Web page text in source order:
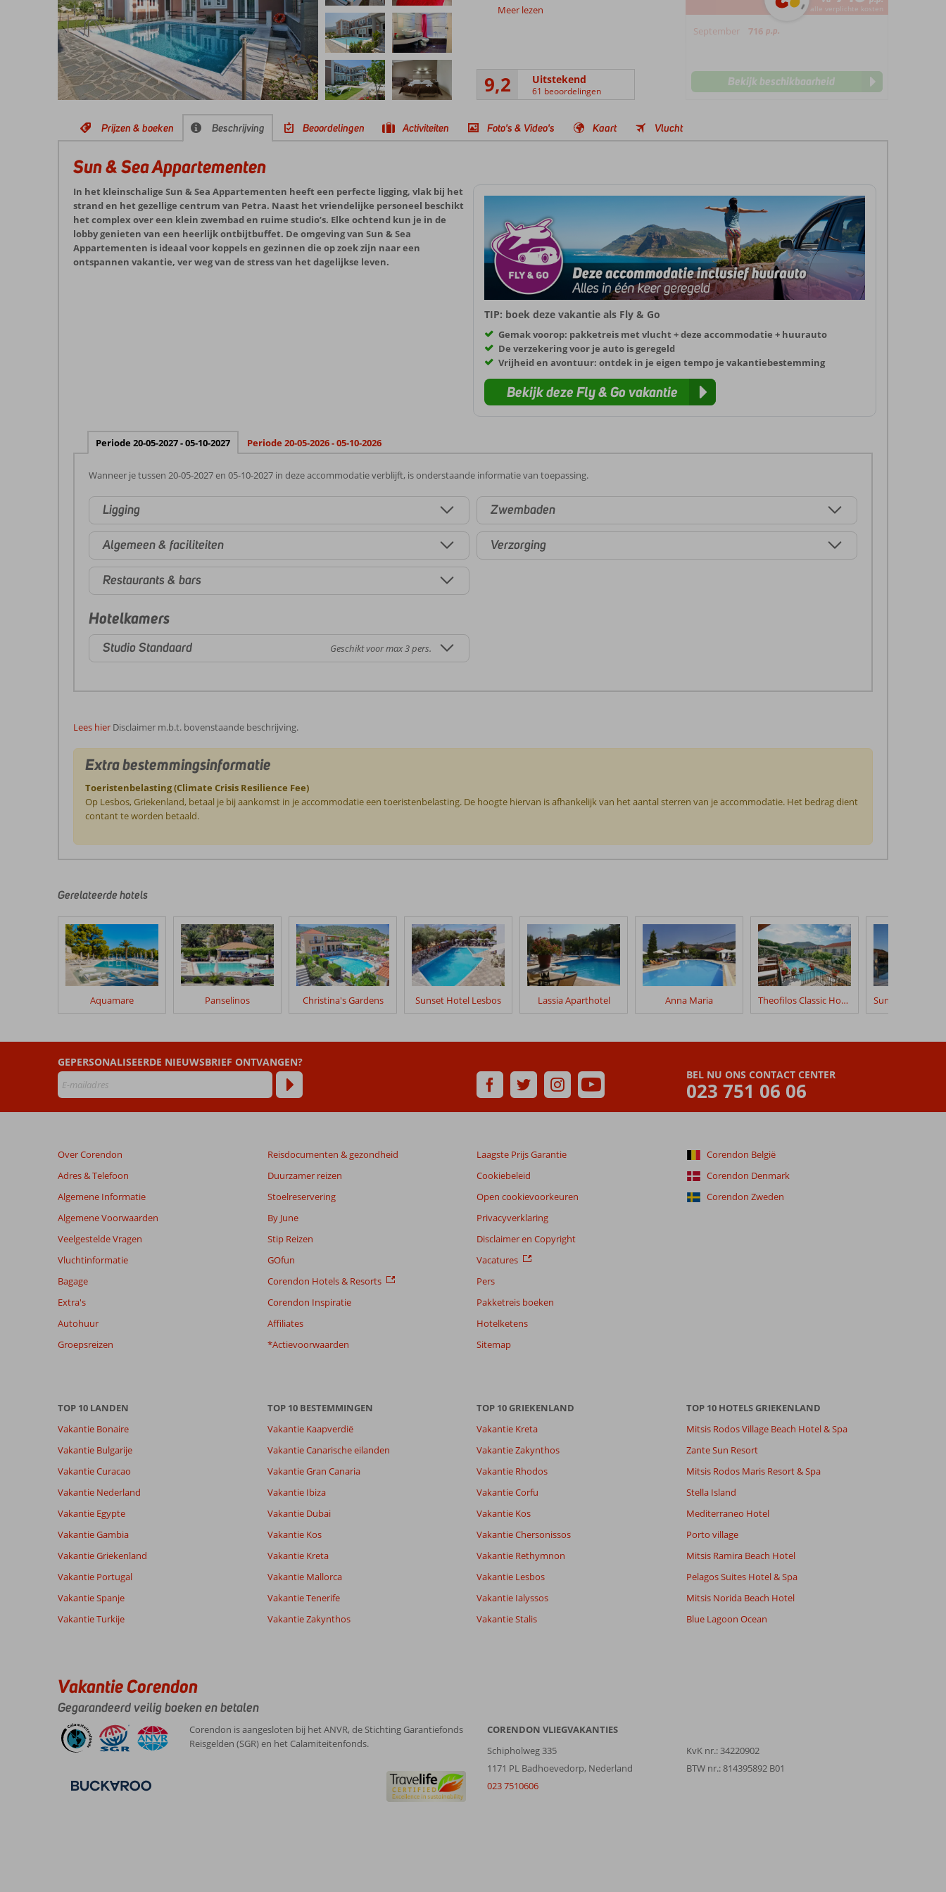
Meer lezen
9,2 Uitstekend
61 beoordelingen
*incl. alle verplichte kosten
September 716 p.p.
Bekijk beschikbaarheid
Prijzen & boeken Beschrijving Beoordelingen Activiteiten Foto's & Video's Kaart Vlucht
Sun & Sea Appartementen
In het kleinschalige Sun & Sea Appartementen heeft een perfecte ligging, vlak bij het
strand en het gezellige centrum van Petra. Naast het vriendelijke personeel beschikt
het complex over een klein zwembad en ruime studio’s. Elke ochtend kun je in de
lobby genieten van een heerlijk ontbijtbuffet. De omgeving van Sun & Sea
Appartementen is ideaal voor koppels en gezinnen die op zoek zijn naar een
ontspannen vakantie, ver weg van de stress van het dagelijkse leven.
TIP: boek deze vakantie als Fly & Go
Gemak voorop: pakketreis met vlucht + deze accommodatie + huurauto
De verzekering voor je auto is geregeld
Vrijheid en avontuur: ontdek in je eigen tempo je vakantiebestemming
Bekijk deze Fly & Go vakantie
Periode 20-05-2027 - 05-10-2027 Periode 20-05-2026 - 05-10-2026
Wanneer je tussen 20-05-2027 en 05-10-2027 in deze accommodatie verblijft, is onderstaande informatie van toepassing.
Ligging
Algemeen & faciliteiten
Restaurants & bars
Zwembaden
Verzorging
Hotelkamers
Studio Standaard Geschikt voor max 3 pers.
Lees hier Disclaimer m.b.t. bovenstaande beschrijving.
Extra bestemmingsinformatie
Toeristenbelasting (Climate Crisis Resilience Fee)
Op Lesbos, Griekenland, betaal je bij aankomst in je accommodatie een toeristenbelasting. De hoogte hiervan is afhankelijk van het aantal sterren van je accommodatie. Het bedrag dient
contant te worden betaald.
door
klanten
geschreven
na
hun
verblijf
Sun
Beoordelingen
die
ouder
48
maanden
worden
niet
weergegeven
om
relevantie
garanderen.
onze
beoordelingen.
Totale score
61
beoordelingen
9,2 Eten
7,7
Kamers
Wifi kwaliteit
van onze
klanten
Alle
Sorteren op
datum (nieuw > oud)
Nina
Nederland
Met partner
,
27 juli 2026
Petra
een
zeer
gezellig
dorpje,
restaurantjes
Service 10
Prijs/kwaliteit
10
Eten 8
Kamers 10
Kindvriendelijk
-
Wifi kwaliteit
Gerelateerde hotels
Aquamare Panselinos Christina's Gardens Sunset Hotel Lesbos Lassia Aparthotel Anna Maria Theofilos Classic Hotel
BEL NU ONS CONTACT CENTER
023 751 06 06
GEPERSONALISEERDE NIEUWSBRIEF ONTVANGEN?
Over Corendon
Adres & Telefoon
Algemene Informatie
Algemene Voorwaarden
Veelgestelde Vragen
Vluchtinformatie
Bagage
Extra's
Autohuur
Groepsreizen
Reisdocumenten & gezondheid
Duurzamer reizen
Stoelreservering
By June
Stip Reizen
GOfun
Corendon Hotels & Resorts
Corendon Inspiratie
Affiliates
*Actievoorwaarden
Laagste Prijs Garantie
Cookiebeleid
Open cookievoorkeuren
Privacyverklaring
Disclaimer en Copyright
Vacatures
Pers
Pakketreis boeken
Hotelketens
Sitemap
Corendon België
Corendon Denmark
Corendon Zweden
TOP 10 LANDEN
Vakantie Bonaire
Vakantie Bulgarije
Vakantie Curacao
Vakantie Nederland
Vakantie Egypte
Vakantie Gambia
Vakantie Griekenland
Vakantie Portugal
Vakantie Spanje
Vakantie Turkije
TOP 10 BESTEMMINGEN
Vakantie Kaapverdië
Vakantie Canarische eilanden
Vakantie Gran Canaria
Vakantie Ibiza
Vakantie Dubai
Vakantie Kos
Vakantie Kreta
Vakantie Mallorca
Vakantie Tenerife
Vakantie Zakynthos
TOP 10 GRIEKENLAND
Vakantie Kreta
Vakantie Zakynthos
Vakantie Rhodos
Vakantie Corfu
Vakantie Kos
Vakantie Chersonissos
Vakantie Rethymnon
Vakantie Lesbos
Vakantie Ialyssos
Vakantie Stalis
TOP 10 HOTELS GRIEKENLAND
Mitsis Rodos Village Beach Hotel & Spa
Zante Sun Resort
Mitsis Rodos Maris Resort & Spa
Stella Island
Mediterraneo Hotel
Porto village
Mitsis Ramira Beach Hotel
Pelagos Suites Hotel & Spa
Mitsis Norida Beach Hotel
Blue Lagoon Ocean
Vakantie Corendon
Gegarandeerd veilig boeken en betalen
Corendon is aangesloten bij het ANVR, de Stichting Garantiefonds
Reisgelden (SGR) en het Calamiteitenfonds.
CORENDON VLIEGVAKANTIES
Schipholweg 335
1171 PL Badhoevedorp, Nederland
023 7510606
KvK nr.: 34220902
BTW nr.: 814395892 B01